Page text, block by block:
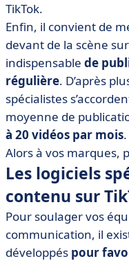
TikTok.
Enfin, il convient de
devant de la scène
indispensable de
régulière. D’après
spécialistes
moyenne de
à 20 vidéos par mois
Alors à vos marques,
Les logiciels
contenu sur
Pour soulager vos
communication, il
développés pour